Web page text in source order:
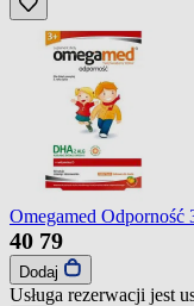
Omegamed Odporność
40 79
Dodaj
Usługa rezerwacji jest